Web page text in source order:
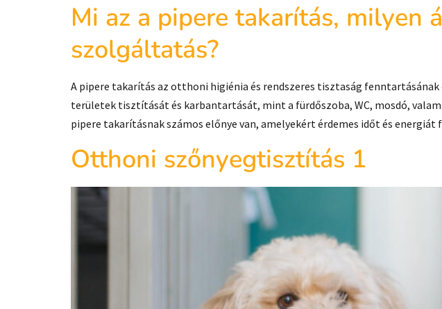
Mi az a pipere takarítás, milyen
szolgáltatás?
A pipere takarítás az otthoni higiénia és rendszeres tisztaság
területek tisztítását és karbantartását, mint a fürdőszoba, WC, mosdó,
pipere takarításnak számos előnye van, amelyekért érdemes időt és
Otthoni szőnyegtisztítás 1